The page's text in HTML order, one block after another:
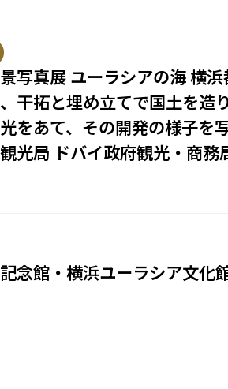
写真展 ユーラシアの海 横
干拓と埋め立てで国土を造
をあて、その開発の様子を
光局 ドバイ政府観光・商
念館・横浜ユーラシア文化